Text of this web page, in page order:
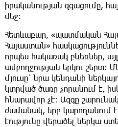
իրականության զգացումը,
մեջ։
Հետևաբար, «պատմական
Հայաստան»
որպես հակառակ բևեռներ,
ամբողջության երկու շերտ։
մյուսը՝ նրա կենդանի
կտրված ծառը չորանում է,
հնարավոր չէ։ Ազգը
ժամանակ, երբ կարողանում
էությունը վերածել ներկա